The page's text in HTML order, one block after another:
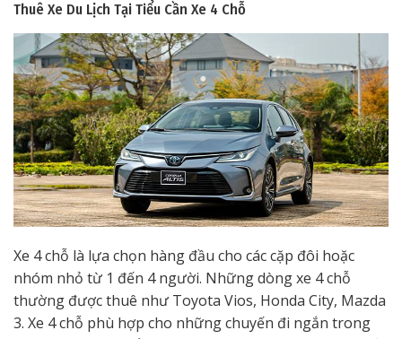
Thuê Xe Du Lịch Tại Tiểu Cần Xe 4 Chỗ
Xe 4 chỗ là lựa chọn hàng đầu cho các cặp đôi hoặc
nhóm nhỏ từ 1 đến 4 người. Những dòng xe 4 chỗ
thường được thuê như Toyota Vios, Honda City, Mazda
3. Xe 4 chỗ phù hợp cho những chuyến đi ngắn trong